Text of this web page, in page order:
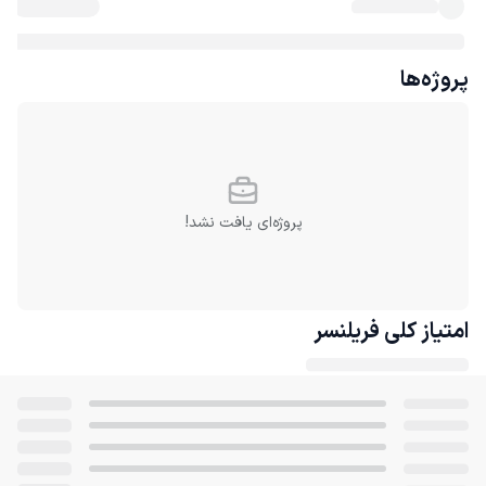
پروژه‌ها
پروژه‌ای یافت نشد!
امتیاز کلی فریلنسر